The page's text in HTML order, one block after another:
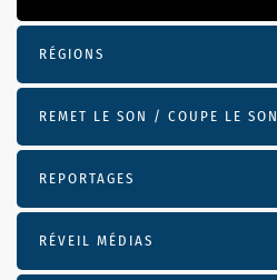
RÉGIONS
REMET LE SON / COUPE LE SON
REPORTAGES
RÉVEIL MÉDIAS